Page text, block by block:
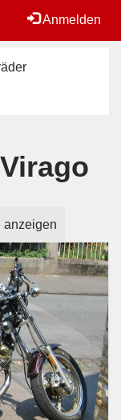
Anmelden
anzeigen